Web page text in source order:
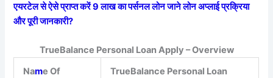
एयरटेल से ऐसे प्राप्त करें 9 लाख का पर्सनल लोन जाने लोन अप्लाई प्रक्रिया
और पूरी जानकारी?
TrueBalance Personal Loan Apply – Overview
Name Of
TrueBalance Personal Loan